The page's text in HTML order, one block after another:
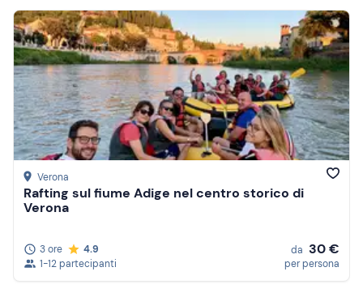
Verona
Rafting sul fiume Adige nel centro storico di
Verona
3 ore
4.9
1-12 partecipanti
da 30 €
per persona